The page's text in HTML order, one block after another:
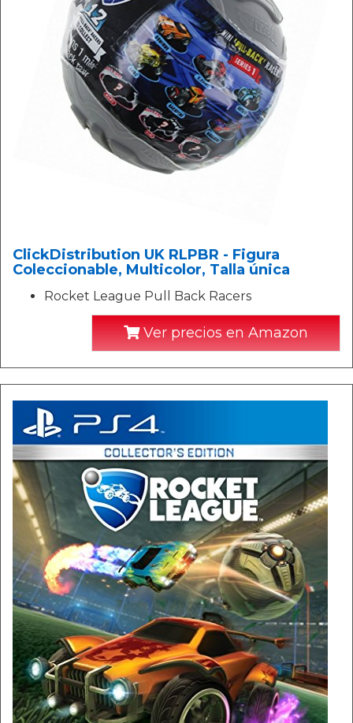
ClickDistribution UK RLPBR - Figura
Coleccionable, Multicolor, Talla única
Rocket League Pull Back Racers
Ver precios en Amazon